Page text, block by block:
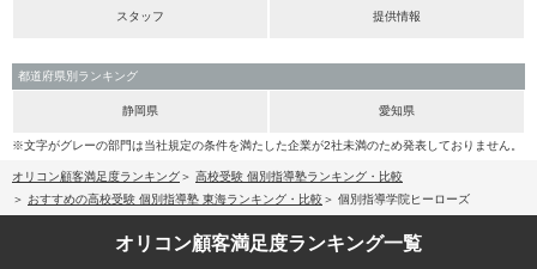
スタッフ 提供情報
都道府県別ランキング
静岡県 愛知県
※文字がグレーの部門は当社規定の条件を満たした企業が2社未満のため発表しておりません。
オリコン顧客満足度ランキング
高校受験 個別指導塾ランキング・比較
おすすめの高校受験 個別指導塾 東海ランキング・比較
個別指導学院ヒーローズ
オリコン顧客満足度ランキング一覧